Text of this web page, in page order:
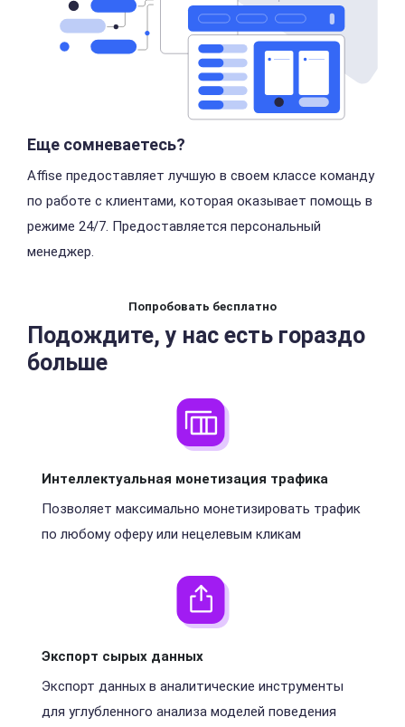
Еще сомневаетесь?
Affise предоставляет лучшую в своем классе команду
по работе с клиентами, которая оказывает помощь в
режиме 24/7. Предоставляется персональный
менеджер.
Попробовать бесплатно
Подождите, у нас есть гораздо
больше
Интеллектуальная монетизация трафика
Позволяет максимально монетизировать трафик
по любому оферу или нецелевым кликам
Экспорт сырых данных
Экспорт данных в аналитические инструменты
для углубленного анализа моделей поведения